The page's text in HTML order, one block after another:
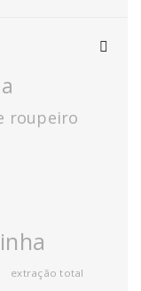
roupeiro
extração total